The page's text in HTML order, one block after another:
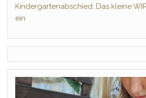
Kindergartenabschied: Das kleine
ein